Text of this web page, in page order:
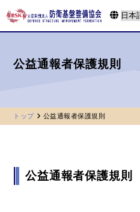
公益通報者保護規則
トップ 公益通報者保護規則
公益通報者保護規則